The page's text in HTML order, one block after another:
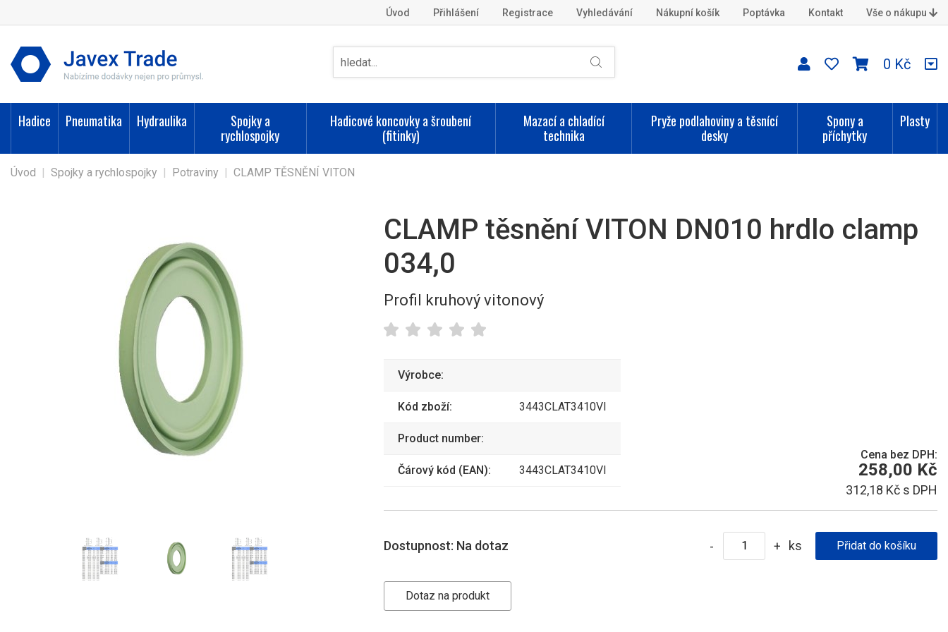
Úvod Přihlášení Registrace Vyhledávání Nákupní košík Poptávka Kontakt Vše o nákupu
0 Kč
Hadice Pneumatika Hydraulika
Spojky a
rychlospojky
Hadicové koncovky a šroubení
(fitinky)
Mazací a chladící
technika
Pryže podlahoviny a těsnící
desky
Spony a
příchytky
Plasty
Úvod | Spojky a rychlospojky | Potraviny | CLAMP TĚSNĚNÍ VITON
CLAMP těsnění VITON DN010 hrdlo clamp
034,0
Profil kruhový vitonový
Výrobce:
Kód zboží: 3443CLAT3410VI
Product number:
Čárový kód (EAN): 3443CLAT3410VI
Cena bez DPH:
258,00 Kč
312,18 Kč s DPH
Dostupnost: Na dotaz - + ks
Dotaz na produkt